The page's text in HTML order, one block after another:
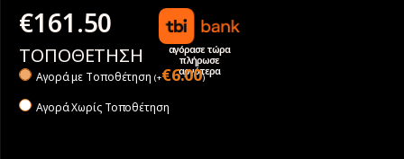
€161.50
αγόρασε τώρα
πλήρωσε
αργότερα
ΤΟΠΟΘΕΤΗΣΗ
Αγορά με Tοποθέτηση (+€6.00)
Αγορά Χωρίς Τοποθέτηση